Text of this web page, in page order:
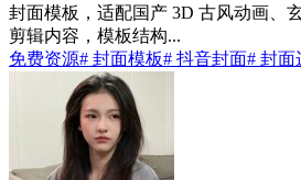
封面模板，适配国产 3D 古风动画、
剪辑内容，模板结构...
免费资源# 封面模板# 抖音封面# 封面